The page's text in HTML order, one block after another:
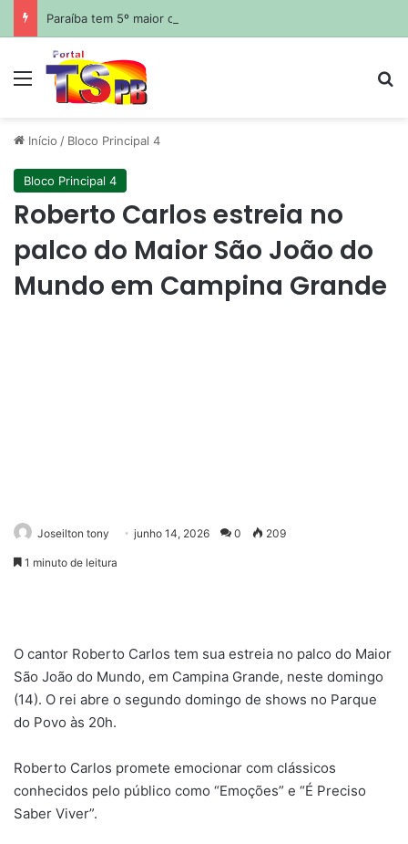
Menu
Início / Bloco Principal 4
Bloco Principal 4
Roberto Carlos estreia no
palco do Maior São João do
Mundo em Campina Grande
Joseilton tony junho 14, 2026 0 209
1 minuto de leitura
O cantor Roberto Carlos tem sua estreia no palco do Maior
São João do Mundo, em Campina Grande, neste domingo
(14). O rei abre o segundo domingo de shows no Parque
do Povo às 20h.
Roberto Carlos promete emocionar com clássicos
conhecidos pelo público como “Emoções” e “É Preciso
Saber Viver”.